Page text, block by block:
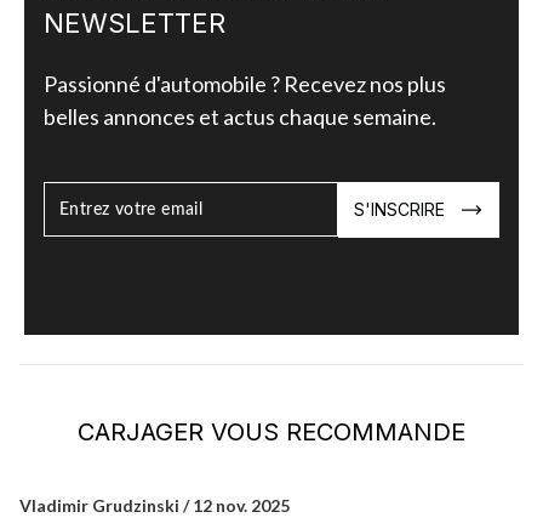
NEWSLETTER
Passionné d'automobile ? Recevez nos plus
belles annonces et actus chaque semaine.
S'INSCRIRE
CARJAGER VOUS RECOMMANDE
Vladimir Grudzinski / 12 nov. 2025